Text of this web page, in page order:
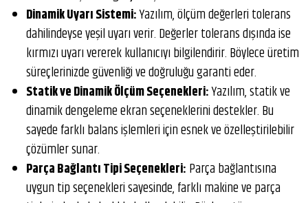
Dinamik Uyarı Sistemi:Yazılım, ölçüm değerleri tolerans
dahilindeyse yeşil uyarı verir. Değerler tolerans dışında ise
kırmızı uyarı vererek kullanıcıyı bilgilendirir. Böylece üretim
süreçlerinizde güvenliği ve doğruluğu garanti eder.
Statik ve Dinamik Ölçüm Seçenekleri:Yazılım, statik ve
dinamik dengeleme ekran seçeneklerini destekler. Bu
sayede farklı balans işlemleri için esnek ve özelleştirilebilir
çözümler sunar.
Parça Bağlantı Tipi Seçenekleri: Parça bağlantısına
uygun tip seçenekleri sayesinde, farklı makine ve parça